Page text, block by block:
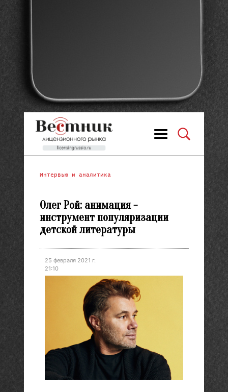
Интервью и аналитика
Олег Рой: анимация -
инструмент популяризации
детской литературы
25 февраля 2021 г.
21:10